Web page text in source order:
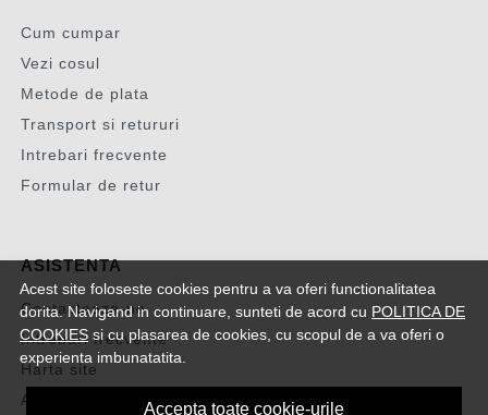
Acest site foloseste cookies pentru a va oferi functionalitatea
dorita. Navigand in continuare, sunteti de acord cu POLITICA DE
COOKIES si cu plasarea de cookies, cu scopul de a va oferi o
experienta imbunatatita.
Accepta toate cookie-urile
Cum cumpar
Vezi cosul
Metode de plata
Transport si retururi
Intrebari frecvente
Formular de retur
ASISTENTA
Contacteaza-ne
Intrebari frecvente
Harta site
ANPC